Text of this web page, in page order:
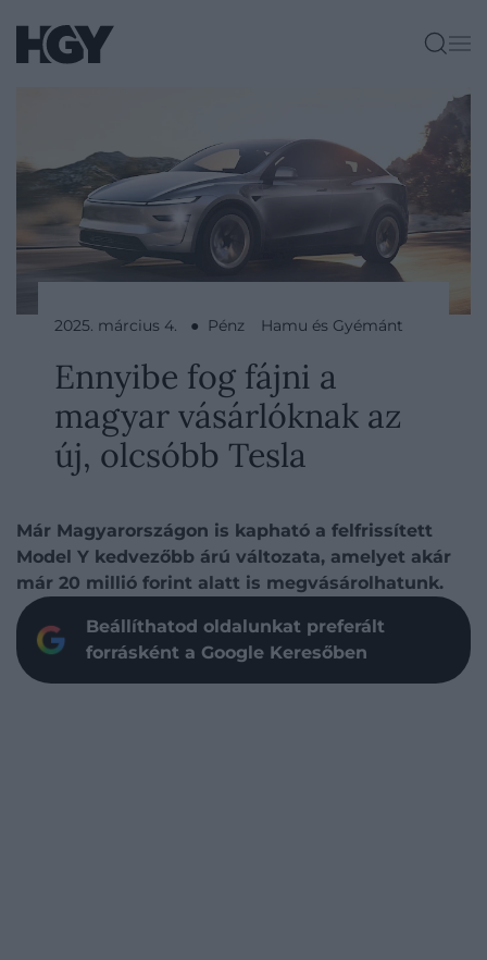
2025. március 4. ● Pénz Hamu és Gyémánt
Ennyibe fog fájni a
magyar vásárlóknak az
új, olcsóbb Tesla
Már Magyarországon is kapható a felfrissített
Model Y kedvezőbb árú változata, amelyet akár
már 20 millió forint alatt is megvásárolhatunk.
Beállíthatod oldalunkat preferált
forrásként a Google Keresőben